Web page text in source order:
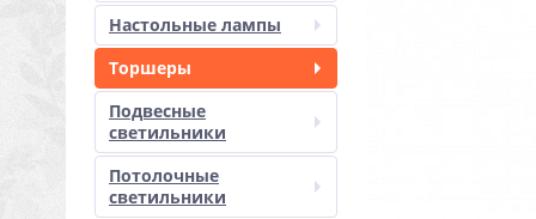
Настольные лампы
Торшеры
Подвесные
светильники
Потолочные
светильники